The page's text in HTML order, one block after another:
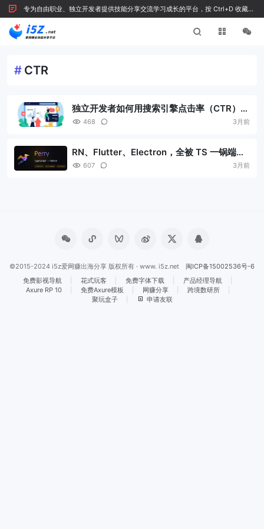
专为自由职业、独立开发者提供技能分享交流学习成长的平台，按 Ctrl+D 收藏我
们
# CTR
独立开发者如何用搜索引擎点击率（CTR）反
向验证内容质量？
468 3月前
RN、Flutter、Electron，全被 TS 一锅端
了！607 3月前
©2015-2024 i5z爱网赚出海分享 版权所有 · www. i5z.net 闽ICP备15002536号-6
免费影视导航
花式玩客 免费字体下载
产品经理导航
Axure RP 10
免费Axure模板 网赚分享
跨境数研所
聚玩盒子
申请友联